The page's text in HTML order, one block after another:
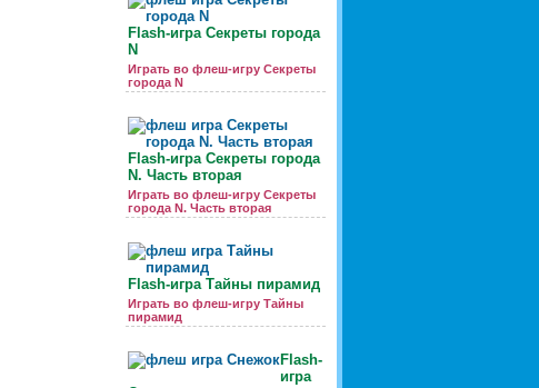
Flash-игра Секреты города
N
Играть во флеш-игру Секреты
города N
Flash-игра Секреты города
N. Часть вторая
Играть во флеш-игру Секреты
города N. Часть вторая
Flash-игра Тайны пирамид
Играть во флеш-игру Тайны
пирамид
Flash-
игра